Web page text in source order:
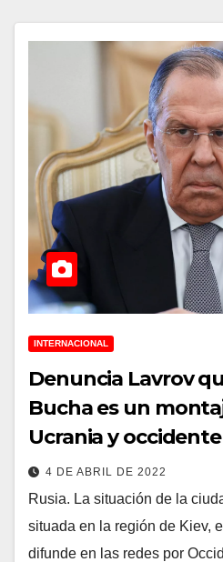
INTERNACIONAL
Denuncia Lavrov
Bucha es un
Ucrania y
4 DE ABRIL DE 2022
Rusia. La situación de la
situada en la región de Kiev,
difunde en las redes por